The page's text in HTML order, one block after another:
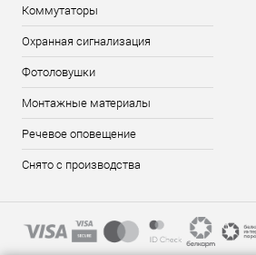
Коммутаторы
Охранная сигнализация
Фотоловушки
Монтажные материалы
Речевое оповещение
Снято с производства